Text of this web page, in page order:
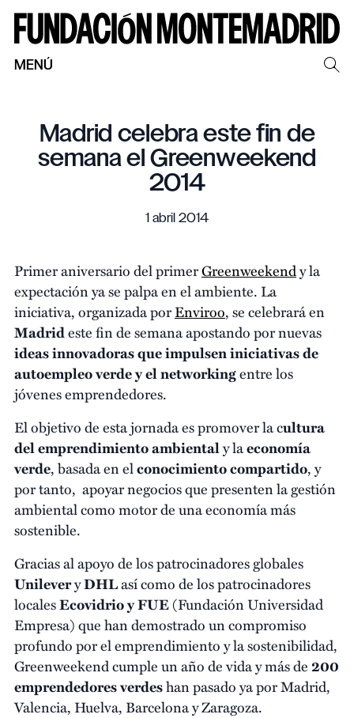
MENÚ
Madrid celebra este fin de
semana el Greenweekend
2014
1 abril 2014
Primer aniversario del primerGreenweekendy la
expectación ya se palpa en el ambiente. La
iniciativa, organizada porEnviroo, se celebrará en
Madrideste fin de semana apostando por nuevas
ideas innovadoras que impulsen iniciativas de
autoempleo verde y el networkingentre los
jóvenes emprendedores.
El objetivo de esta jornada es promover la cultura
del emprendimiento ambientaly laeconomía
verde, basada en elconocimiento compartido, y
por tanto, apoyar negocios que presenten la gestión
ambiental como motor de una economía más
sostenible.
Gracias al apoyo de los patrocinadores globales
UnileveryDHLasí como de los patrocinadores
localesEcovidrio y FUE(Fundación Universidad
Empresa) que han demostrado un compromiso
profundo por el emprendimiento y la sostenibilidad,
Greenweekend cumple un año de vida y más de200
emprendedores verdeshan pasado ya por Madrid,
Valencia, Huelva, Barcelona y Zaragoza.